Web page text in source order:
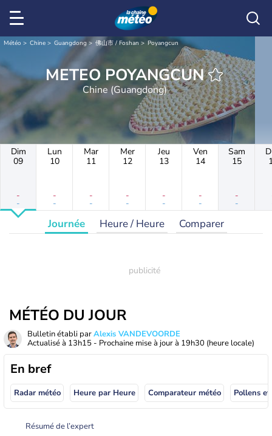
Météo Chine Guangdong 佛山市 / Foshan Poyangcun
METEO POYANGCUN
Chine (Guangdong)
Dim
09
-
-
Lun
10
-
-
Mar
11
-
-
Mer
12
-
-
Jeu
13
-
-
Ven
14
-
-
Sam
15
-
-
Journée Heure / Heure Comparer
MÉTÉO DU JOUR
Bulletin établi parAlexis VANDEVOORDE
Actualisé à 13h15 - Prochaine mise à jour à 19h30 (heure locale)
En bref
Radar météo Heure par Heure Comparateur météo Pollens
Résumé de l’expert